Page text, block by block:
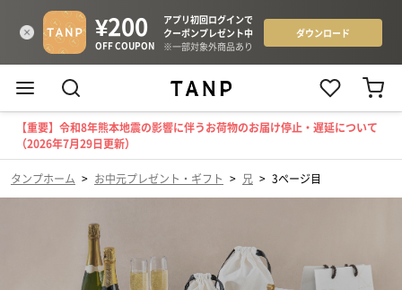
【重要】令和8年熊本地震の影響に伴うお荷物のお届け停止・遅延について
（2026年7月29日更新）
タンプホーム > お中元プレゼント・ギフト > 兄 > 3ページ目